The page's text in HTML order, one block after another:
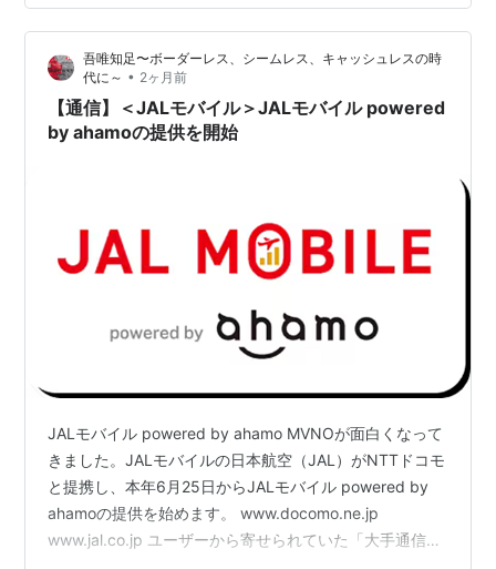
吾唯知足〜ボーダーレス、シームレス、キャッシュレスの時
代に～ • 2ヶ月前
【通信】＜JALモバイル＞JALモバイル powered
by ahamoの提供を開始
JALモバイル powered by ahamo MVNOが面白くなって
きました。JALモバイルの日本航空（JAL）がNTTドコモ
と提携し、本年6月25日からJALモバイル powered by
ahamoの提供を始めます。 www.docomo.ne.jp
www.jal.co.jp ユーザーから寄せられていた「大手通信キ